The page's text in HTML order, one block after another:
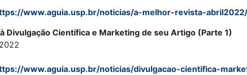
www.aguia.usp.br/noticias/a-melhor-revista-abril2022/
Divulgação Científica e Marketing de seu Artigo (Parte 1)
www.aguia.usp.br/noticias/divulgacao-cientifica-